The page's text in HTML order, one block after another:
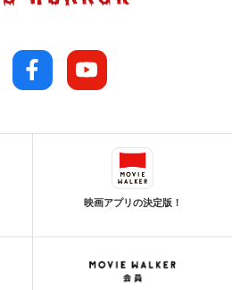
映画アプリの決定版！